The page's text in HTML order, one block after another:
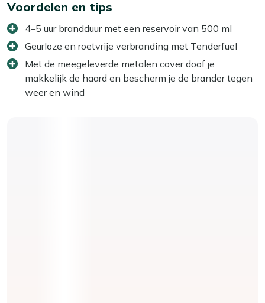
Voordelen en tips
4–5 uur brandduur met een reservoir van 500 ml
Geurloze en roetvrije verbranding met Tenderfuel
Met de meegeleverde metalen cover doof je
makkelijk de haard en bescherm je de brander tegen
weer en wind